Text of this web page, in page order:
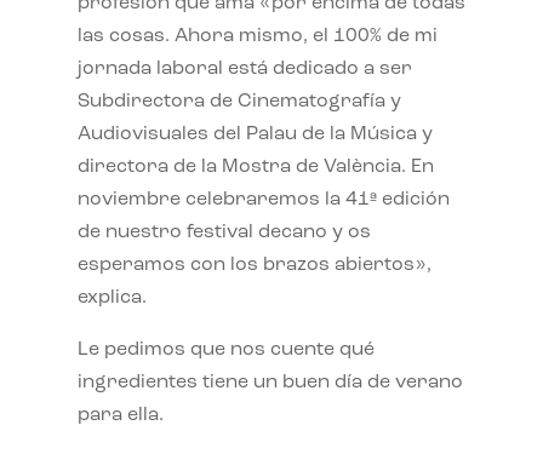
las cosas. Ahora mismo, el 100% de mi
jornada laboral está dedicado a ser
Subdirectora de Cinematografía y
Audiovisuales del Palau de la Música y
directora de la Mostra de València. En
noviembre celebraremos la 41ª edición
de nuestro festival decano y os
esperamos con los brazos abiertos»,
explica.
Le pedimos que nos cuente qué
ingredientes tiene un buen día de verano
para ella.